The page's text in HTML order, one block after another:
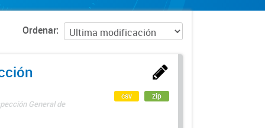
Ordenar
General de
csv zip